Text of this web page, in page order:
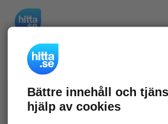
Verifiera ditt
Gör som 69 538företag
företagssida på hitta.se och
Bättre innehåll och
hjälp av cookies